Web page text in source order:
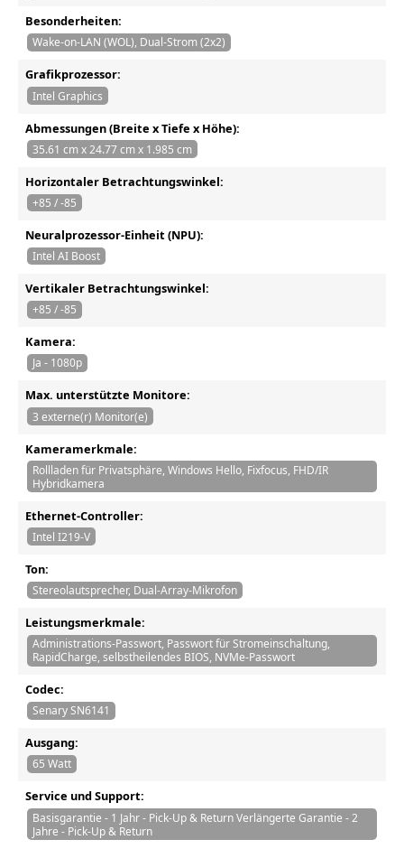
Besonderheiten:
Wake-on-LAN (WOL), Dual-Strom (2x2)
Grafikprozessor:
Intel Graphics
Abmessungen (Breite x Tiefe x Höhe):
35.61 cm x 24.77 cm x 1.985 cm
Horizontaler Betrachtungswinkel:
+85 / -85
Neuralprozessor-Einheit (NPU):
Intel AI Boost
Vertikaler Betrachtungswinkel:
+85 / -85
Kamera:
Ja - 1080p
Max. unterstützte Monitore:
3 externe(r) Monitor(e)
Kameramerkmale:
Rollladen für Privatsphäre, Windows Hello, Fixfocus, FHD/IR
Hybridkamera
Ethernet-Controller:
Intel I219-V
Ton:
Stereolautsprecher, Dual-Array-Mikrofon
Leistungsmerkmale:
Administrations-Passwort, Passwort für Stromeinschaltung,
RapidCharge, selbstheilendes BIOS, NVMe-Passwort
Codec:
Senary SN6141
Ausgang:
65 Watt
Service und Support:
Basisgarantie - 1 Jahr - Pick-Up & Return Verlängerte Garantie - 2
Jahre - Pick-Up & Return